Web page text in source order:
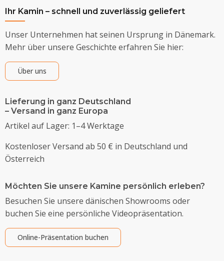
Ihr Kamin – schnell und zuverlässig geliefert
Unser Unternehmen hat seinen Ursprung in Dänemark.
Mehr über unsere Geschichte erfahren Sie hier:
Über uns
Lieferung in ganz Deutschland
– Versand in ganz Europa
Artikel auf Lager: 1–4 Werktage
Kostenloser Versand ab 50 € in Deutschland und
Österreich
Möchten Sie unsere Kamine persönlich erleben?
Besuchen Sie unsere dänischen Showrooms oder
buchen Sie eine persönliche Videopräsentation.
Online-Präsentation buchen